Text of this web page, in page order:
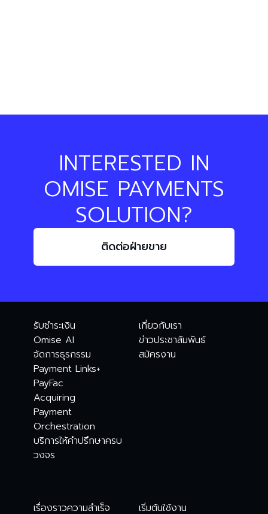
INTERESTED IN
OMISE PAYMENTS
SOLUTION?
ติดต่อฝ่ายขาย
รับชำระเงิน
Omise AI
จัดการธุรกรรม
Payment Links+
PayFac
Acquiring
Payment
Orchestration
บริการให้คำปรึกษาครบ
วงจร
เกี่ยวกับเรา
ข่าวประชาสัมพันธ์
สมัครงาน
เรื่องราวความสำเร็จ เริ่มต้นใช้งาน